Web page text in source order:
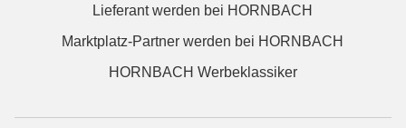
Lieferant werden bei HORNBACH
Marktplatz-Partner werden bei HORNBACH
HORNBACH Werbeklassiker